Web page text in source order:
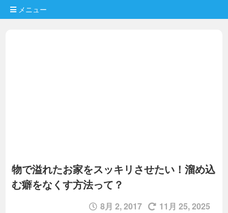
メニュー
物で溢れたお家をスッキリさせたい！溜め込
む癖をなくす方法って？
8月 2, 2017 11月 25, 2025